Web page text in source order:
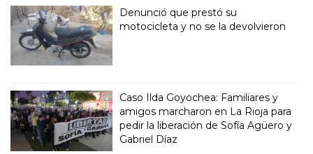
Denunció que prestó su
motocicleta y no se la devolvieron
Caso Ilda Goyochea: Familiares y
amigos marcharon en La Rioja para
pedir la liberación de Sofía Agüero y
Gabriel Díaz